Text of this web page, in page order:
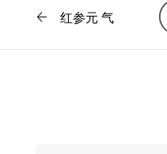
红参元 气